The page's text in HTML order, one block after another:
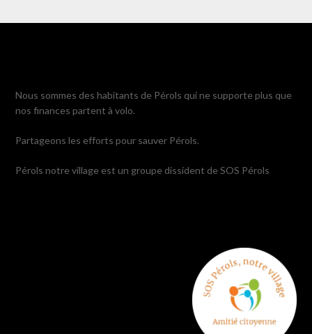
Nous sommes des habitants de Pérols qui ne supporte plus que
nos finances partent à volo.
Partageons les efforts pour sauver Pérols.
Pérols notre village est un groupe dissident de SOS Pérols